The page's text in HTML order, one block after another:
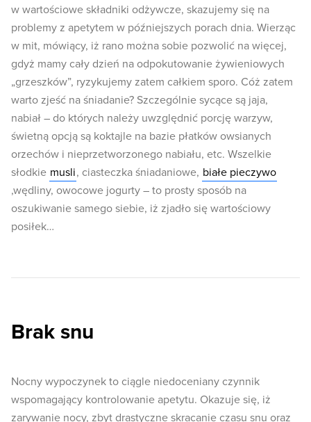
w wartościowe składniki odżywcze, skazujemy się na
problemy z apetytem w późniejszych porach dnia. Wierząc
w mit, mówiący, iż rano można sobie pozwolić na więcej,
gdyż mamy cały dzień na odpokutowanie żywieniowych
„grzeszków”, ryzykujemy zatem całkiem sporo. Cóż zatem
warto zjeść na śniadanie? Szczególnie sycące są jaja,
nabiał – do których należy uwzględnić porcję warzyw,
świetną opcją są koktajle na bazie płatków owsianych
orzechów i nieprzetworzonego nabiału, etc. Wszelkie
słodkie musli, ciasteczka śniadaniowe, białe pieczywo
,wędliny, owocowe jogurty – to prosty sposób na
oszukiwanie samego siebie, iż zjadło się wartościowy
posiłek…
Brak snu
Nocny wypoczynek to ciągle niedoceniany czynnik
wspomagający kontrolowanie apetytu. Okazuje się, iż
zarywanie nocy, zbyt drastyczne skracanie czasu snu oraz